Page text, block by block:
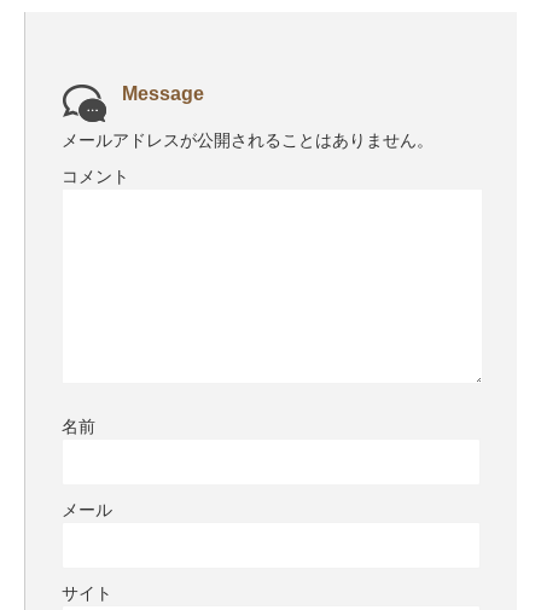
Message
メールアドレスが公開されることはありません。
コメント
名前
メール
サイト